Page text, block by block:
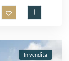
In vendita